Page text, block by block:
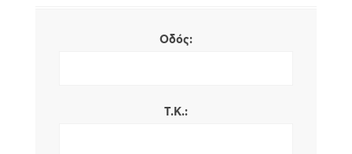
Οδός:
Τ.Κ.: